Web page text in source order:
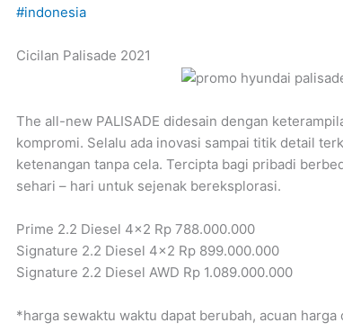
#indonesia
Cicilan Palisade 2021
The all-new PALISADE didesain dengan
kompromi. Selalu ada inovasi sampai titik detail
ketenangan tanpa cela. Tercipta bagi pribadi
sehari – hari untuk sejenak bereksplorasi.
Prime 2.2 Diesel 4×2 Rp 788.000.000
Signature 2.2 Diesel 4×2 Rp 899.000.000
Signature 2.2 Diesel AWD Rp 1.089.000.000
*harga sewaktu waktu dapat berubah, acuan harga